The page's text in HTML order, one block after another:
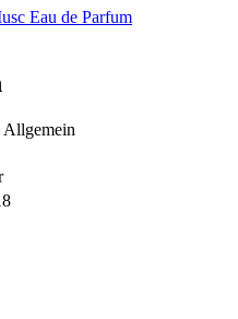
Eau de Parfum
Allgemein